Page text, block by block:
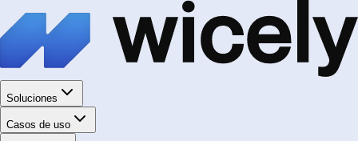
Soluciones
Casos de uso